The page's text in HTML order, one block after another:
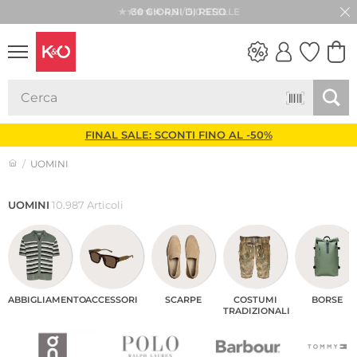
★★★★★ 4,8 / 5,0 STELLE
FINAL SALE: SCONTI FINO AL -50%
UOMINI
UOMINI 10.987 Articoli
ABBIGLIAMENTOACCESSORI SCARPE
COSTUMI
TRADIZIONALI
BORSE